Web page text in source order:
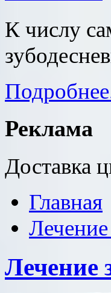
К числу
Реклама
Доставка
Главная
Лечение